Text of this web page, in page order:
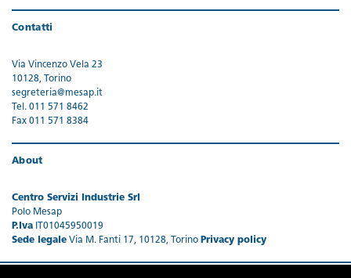
Contatti
Via Vincenzo Vela 23
10128, Torino
segreteria@mesap.it
Tel. 011 571 8462
Fax 011 571 8384
About
Centro Servizi Industrie Srl
Polo Mesap
P.Iva IT01045950019
Sede legale Via M. Fanti 17, 10128, Torino Privacy policy